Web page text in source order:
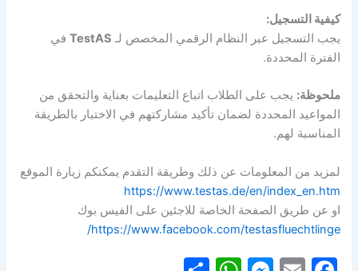
كيفية التسجيل:
يجب التسجيل عبر النظام الرقمي المخصص لـ TestAS في
الفترة المحددة.
ملحوظة: يجب على الطلاب اتباع التعليمات بعناية والتحقق من
المواعيد المحددة لضمان تأكيد مشاركتهم في الاختبار بالطريقة
المناسبة لهم.
لمزيد من المعلومات عن ذلك وطريقة التقدم يمكنكم زيارة الموقع
https://www.testas.de/en/index_en.htm
او عن طريق الصفحة الخاصة للاجئين على الفيس بوك
https://www.facebook.com/testasfluechtlinge/